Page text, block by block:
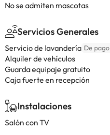
No se admiten mascotas
Servicios Generales
Servicio de lavandería De pago
Alquiler de vehículos
Guarda equipaje gratuito
Caja fuerte en recepción
Instalaciones
Salón con TV